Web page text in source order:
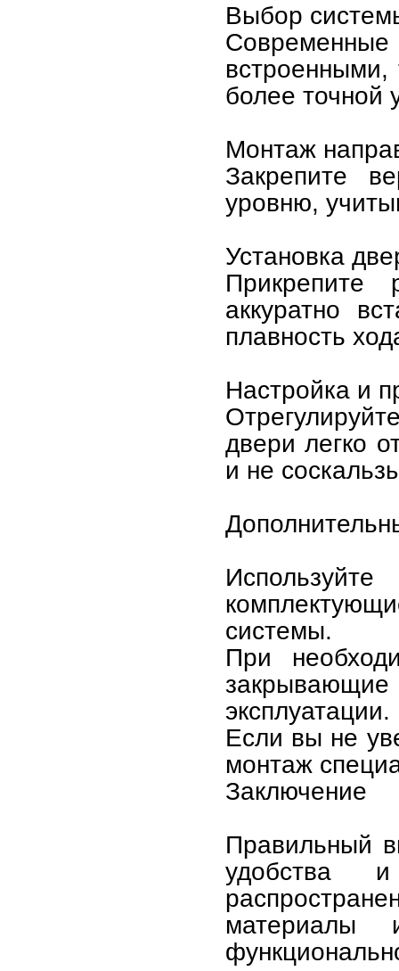
Выбор
более точной
Монтаж
Закрепите
уровню,
Установка
аккуратно
плавность
Настройка и
двери легко
и не
системы.
При
эксплуатации.
Если вы не
монтаж
Заключение
Правильный
удобства и
материалы